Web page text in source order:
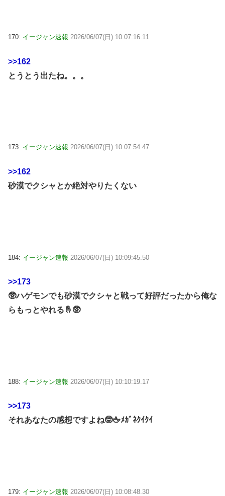
170: イージャン速報 2026/06/07(日) 10:07:16.11
>>162
とうとう出たね。。。
173: イージャン速報 2026/06/07(日) 10:07:54.47
>>162
砂漠でクシャとか絶対やりたくない
184: イージャン速報 2026/06/07(日) 10:09:45.50
>>173
🥸ハゲモンでも砂漠でクシャと戦って好評だったから俺な
らもっとやれる🤞🥸
188: イージャン速報 2026/06/07(日) 10:10:19.17
>>173
それあなたの感想ですよね🤓🖕ﾒｶﾞﾈｸｲｸｲ
179: イージャン速報 2026/06/07(日) 10:08:48.30